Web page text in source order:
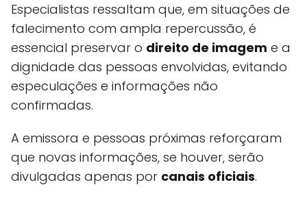
Especialistas ressaltam que, em situações de
falecimento com ampla repercussão, é
essencial preservar o direito de imagem e a
dignidade das pessoas envolvidas, evitando
especulações e informações não
confirmadas.
A emissora e pessoas próximas reforçaram
que novas informações, se houver, serão
divulgadas apenas por canais oficiais.